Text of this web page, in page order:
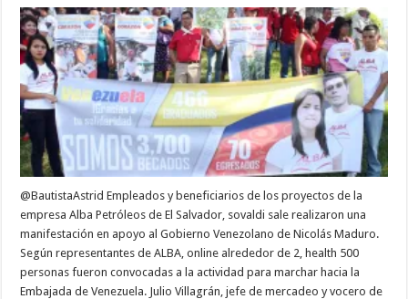
@BautistaAstrid Empleados y beneficiarios de los proyectos de la
empresa Alba Petróleos de El Salvador, sovaldi sale realizaron una
manifestación en apoyo al Gobierno Venezolano de Nicolás Maduro.
Según representantes de ALBA, online alrededor de 2, health 500
personas fueron convocadas a la actividad para marchar hacia la
Embajada de Venezuela. Julio Villagrán, jefe de mercadeo y vocero de